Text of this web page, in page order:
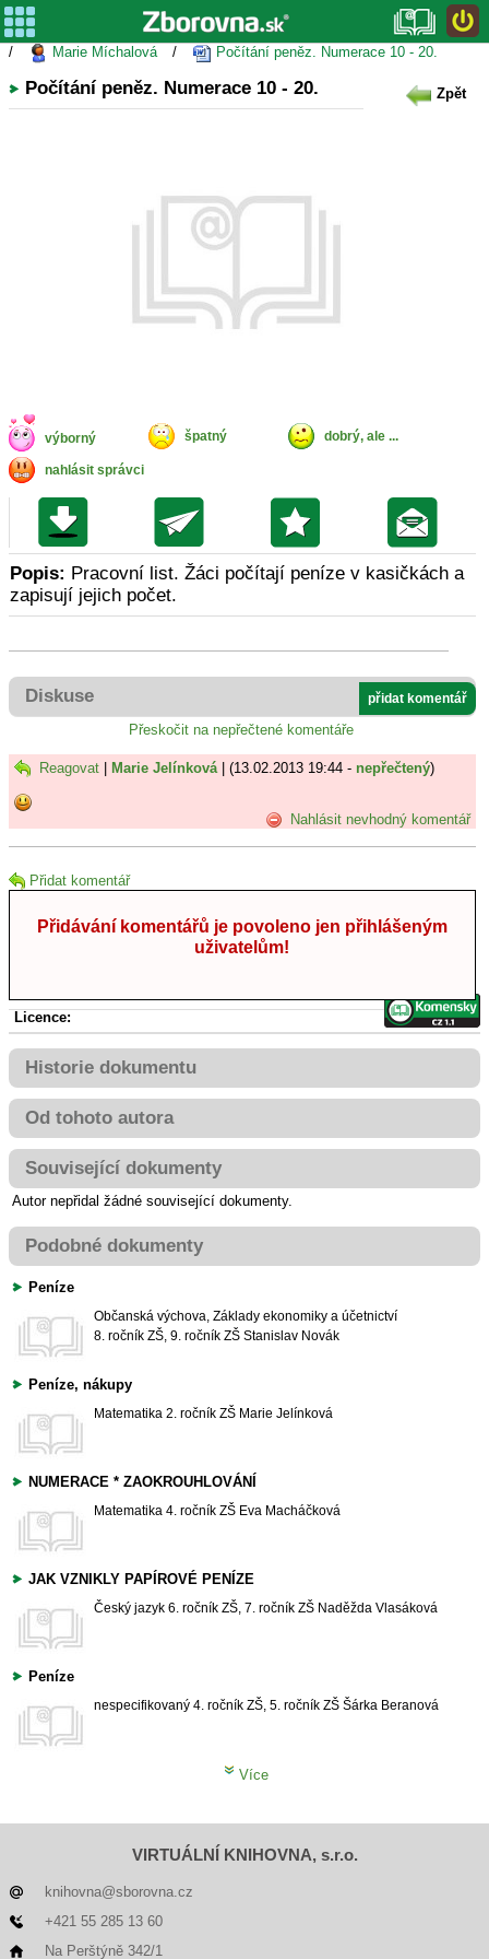
/ Marie Míchalová / Počítání peněz. Numerace 10 - 20.
Počítání peněz. Numerace 10 - 20. Zpět
výborný špatný dobrý, ale ...
nahlásit správci
Popis: Pracovní list. Žáci počítají peníze v kasičkách a
zapisují jejich počet.
Diskuse přidat komentář
Přeskočit na nepřečtené komentáře
Reagovat Marie Jelínková| (13.02.2013 19:44 - nepřečtený)
Nahlásit nevhodný komentář
Přidat komentář
Přidávání komentářů je povoleno jen přihlášeným
uživatelům!
Licence:
Historie dokumentu
Od tohoto autora
Související dokumenty
Autor nepřidal žádné související dokumenty.
Podobné dokumenty
Peníze
Občanská výchova, Základy ekonomiky a účetnictví
8. ročník ZŠ, 9. ročník ZŠ Stanislav Novák
Peníze, nákupy
Matematika 2. ročník ZŠ Marie Jelínková
NUMERACE * ZAOKROUHLOVÁNÍ
Matematika 4. ročník ZŠ Eva Macháčková
JAK VZNIKLY PAPÍROVÉ PENÍZE
Český jazyk 6. ročník ZŠ, 7. ročník ZŠ Naděžda Vlasáková
Peníze
nespecifikovaný 4. ročník ZŠ, 5. ročník ZŠ Šárka Beranová
Více
VIRTUÁLNÍ KNIHOVNA, s.r.o.
knihovna@sborovna.cz
+421 55 285 13 60
Na Perštýně 342/1